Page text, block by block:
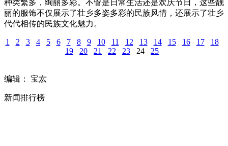
种类繁多，绚丽多彩。不管是日常生活还是欢庆节日，这些靓
丽的服饰不仅展示了壮乡多姿多彩的民族风情，还展示了壮乡
代代相传的民族文化魅力。
1 2 3 4 5 6 7 8 9 10 11 12 13 14 15 16 17
18
19
20 21 22 23 24 25
编辑： 宝厷
新闻排行榜